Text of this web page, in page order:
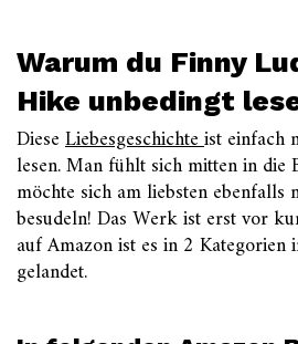
Warum du Finny
Hike unbedingt
DieseLiebesgeschichteist einfach
lesen. Man fühlt sich mitten in die
möchte sich am liebsten
besudeln! Das Werk ist erst vor
auf Amazon ist es in 2 Kategorien
gelandet.